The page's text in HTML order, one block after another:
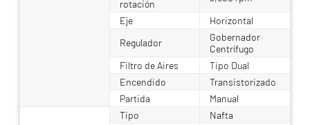
rotación
Eje
Horizontal
Regulador
Gobernador
Centrífugo
Filtro de Aires
Tipo Dual
Encendido
Transistorizado
Partida
Manual
Tipo
Nafta